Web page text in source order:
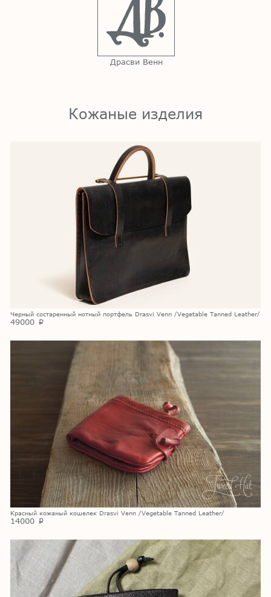
Драсви Венн
Кожаные изделия
Черный состаренный нотный портфель Drasvi Venn /Vegetable Tanned Leather/
49000 p
Красный кожаный кошелек Drasvi Venn /Vegetable Tanned Leather/
14000 p